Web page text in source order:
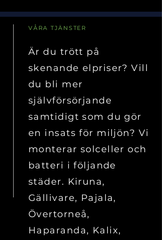
VÅRA TJÄNSTER
Är du trött på
skenande elpriser? Vill
du bli mer
självförsörjande
samtidigt som du gör
en insats för miljön? Vi
monterar solceller och
batteri i följande
städer. Kiruna,
Gällivare, Pajala,
Övertorneå,
Haparanda, Kalix,